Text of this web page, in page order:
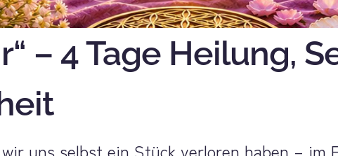
– 4 Tage Heilung,
uns selbst ein Stück verloren haben – im